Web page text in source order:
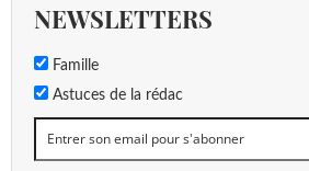
NEWSLETTERS
Famille
Astuces de la rédac